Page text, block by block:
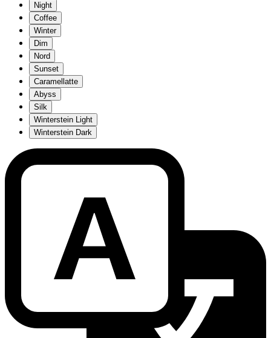
Night
Coffee
Winter
Dim
Nord
Sunset
Caramellatte
Abyss
Silk
Winterstein Light
Winterstein Dark